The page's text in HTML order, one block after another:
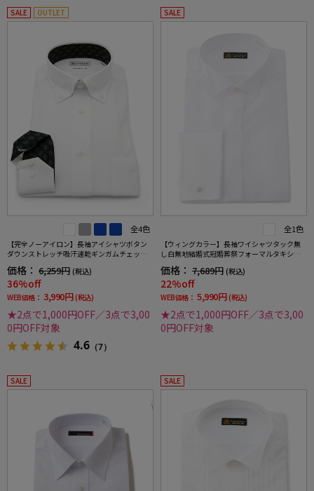
SALE OUTLET
全4色
【完全ノーアイロン】長袖アイシャツボタン
ダウンストレッチ吸汗速乾ギンガムチェック
ワイシャツi-shirt通年
価格： 6,259円 (税込)
36%off
WEB価格： 3,990円 (税込)
★2点で1,000円OFF／3点で3,00
0円OFF対象
4.6 （7）
SALE
全1色
【ウィングカラー】長袖ワイシャツタック無
し白無地結婚式冠婚葬祭フォーマルタキシー
ドモーニング正礼装蝶ネクタイ向け
価格： 7,689円 (税込)
22%off
WEB価格： 5,990円 (税込)
★2点で1,000円OFF／3点で3,00
0円OFF対象
SALE SALE